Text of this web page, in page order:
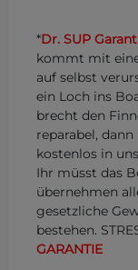
*Dr. SUP
kommt mit
auf selbst
ein Loch ins
brecht den
reparabel,
kostenlos in
Ihr müsst das
übernehmen
gesetzliche
bestehen.
GARANTIE